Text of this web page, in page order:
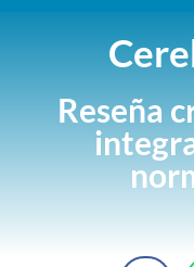
Reseña